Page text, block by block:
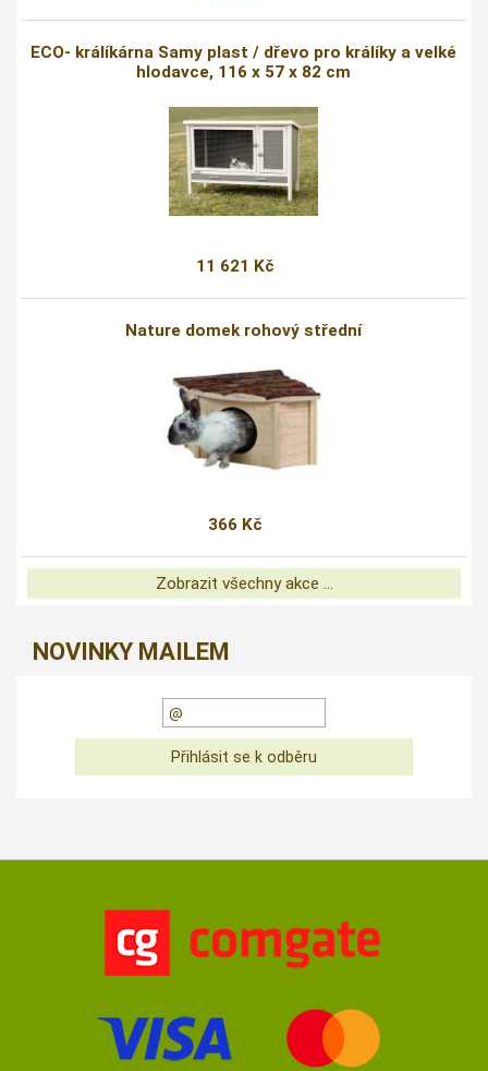
ECO- králíkárna Samy plast / dřevo pro králíky a velké
hlodavce, 116 x 57 x 82 cm
11 621 Kč
Nature domek rohový střední
366 Kč
Zobrazit všechny akce ...
NOVINKY MAILEM